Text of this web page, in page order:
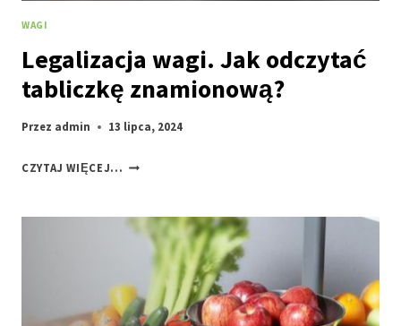
WAGI
Legalizacja wagi. Jak odczytać
tabliczkę znamionową?
Przez admin 13 lipca, 2024
CZYTAJ WIĘCEJ...
ODCZYTAĆ
TABLICZKĘ
ZNAMIONOWĄ?